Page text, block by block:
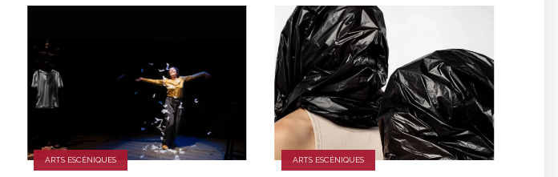
ARTS ESCÈNIQUES ARTS ESCÈNIQUES